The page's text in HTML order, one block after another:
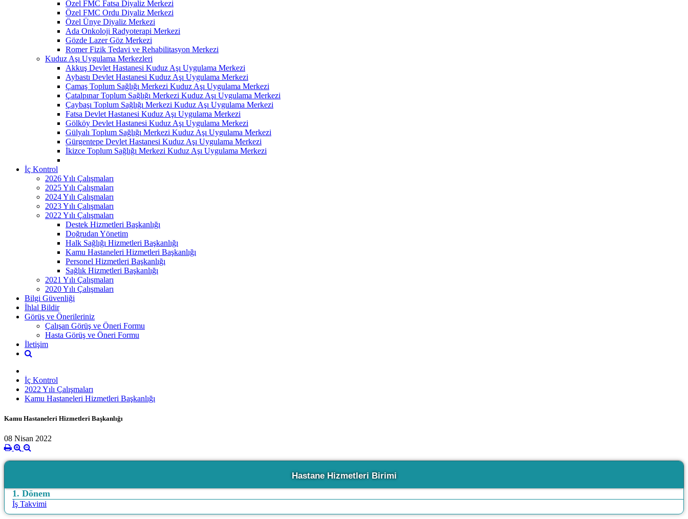
Özel FMC Fatsa Diyaliz Merkezi
Özel FMC Ordu Diyaliz Merkezi
Özel Ünye Diyaliz Merkezi
Ada Onkoloji Radyoterapi Merkezi
Gözde Lazer Göz Merkezi
Romer Fizik Tedavi ve Rehabilitasyon Merkezi
Kuduz Aşı Uygulama Merkezleri
Akkuş Devlet Hastanesi Kuduz Aşı Uygulama Merkezi
Aybastı Devlet Hastanesi Kuduz Aşı Uygulama Merkezi
Çamaş Toplum Sağlığı Merkezi Kuduz Aşı Uygulama Merkezi
Çatalpınar Toplum Sağlığı Merkezi Kuduz Aşı Uygulama Merkezi
Çaybaşı Toplum Sağlığı Merkezi Kuduz Aşı Uygulama Merkezi
Fatsa Devlet Hastanesi Kuduz Aşı Uygulama Merkezi
Gölköy Devlet Hastanesi Kuduz Aşı Uygulama Merkezi
Gülyalı Toplum Sağlığı Merkezi Kuduz Aşı Uygulama Merkezi
Gürgentepe Devlet Hastanesi Kuduz Aşı Uygulama Merkezi
İkizce Toplum Sağlığı Merkezi Kuduz Aşı Uygulama Merkezi
İç Kontrol
2026 Yılı Çalışmaları
2025 Yılı Çalışmaları
2024 Yılı Çalışmaları
2023 Yılı Çalışmaları
2022 Yılı Çalışmaları
Destek Hizmetleri Başkanlığı
Doğrudan Yönetim
Halk Sağlığı Hizmetleri Başkanlığı
Kamu Hastaneleri Hizmetleri Başkanlığı
Personel Hizmetleri Başkanlığı
Sağlık Hizmetleri Başkanlığı
2021 Yılı Çalışmaları
2020 Yılı Çalışmaları
Bilgi Güvenliği
İhlal Bildir
Görüş ve Önerileriniz
Çalışan Görüş ve Öneri Formu
Hasta Görüş ve Öneri Formu
İletişim
İç Kontrol
2022 Yılı Çalışmaları
Kamu Hastaneleri Hizmetleri Başkanlığı
Kamu Hastaneleri Hizmetleri Başkanlığı
08 Nisan 2022
Hastane Hizmetleri Birimi
1. Dönem
İş Takvimi